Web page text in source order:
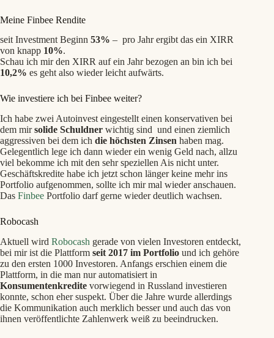
Meine Finbee Rendite
seit Investment Beginn 53% – pro Jahr ergibt das ein XIRR
von knapp 10%.
Schau ich mir den XIRR auf ein Jahr bezogen an bin ich bei
10,2% es geht also wieder leicht aufwärts.
Wie investiere ich bei Finbee weiter?
Ich habe zwei Autoinvest eingestellt einen konservativen bei
dem mirsolide Schuldner wichtig sind und einen ziemlich
aggressiven bei dem ich die höchsten Zinsen haben mag.
Gelegentlich lege ich dann wieder ein wenig Geld nach, allzu
viel bekomme ich mit den sehr speziellen Ais nicht unter.
Geschäftskredite habe ich jetzt schon länger keine mehr ins
Portfolio aufgenommen, sollte ich mir mal wieder anschauen.
Das Finbee Portfolio darf gerne wieder deutlich wachsen.
Robocash
Aktuell wird Robocash gerade von vielen Investoren entdeckt,
bei mir ist die Plattform seit 2017 im Portfolio und ich gehöre
zu den ersten 1000 Investoren. Anfangs erschien einem die
Plattform, in die man nur automatisiert in
Konsumentenkredite vorwiegend in Russland investieren
konnte, schon eher suspekt. Über die Jahre wurde allerdings
die Kommunikation auch merklich besser und auch das von
ihnen veröffentlichte Zahlenwerk weiß zu beeindrucken.